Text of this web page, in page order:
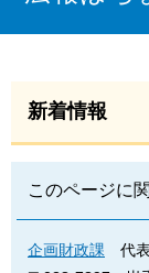
新着情報
このページに
企画財政課
代